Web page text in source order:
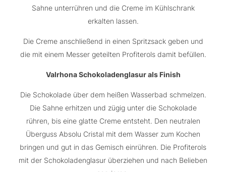
Sahne unterrühren und die Creme im Kühlschrank
erkalten lassen.
Die Creme anschließend in einen Spritzsack geben und
die mit einem Messer geteilten Profiterols damit befüllen.
Valrhona Schokoladenglasur als Finish
Die Schokolade über dem heißen Wasserbad schmelzen.
Die Sahne erhitzen und zügig unter die Schokolade
rühren, bis eine glatte Creme entsteht. Den neutralen
Überguss Absolu Cristal mit dem Wasser zum Kochen
bringen und gut in das Gemisch einrühren. Die Profiterols
mit der Schokoladenglasur überziehen und nach Belieben